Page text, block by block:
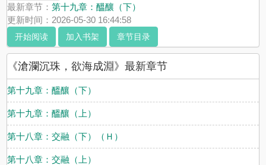
想？
最新章节：第十九章：醞釀（下）
更新时间：2026-05-30 16:44:58
开始阅读 加入书架 章节目录
《滄瀾沉珠，欲海成淵》最新章节
第十九章：醞釀（下）
第十九章：醞釀（上）
第十八章：交融（下）（Ｈ）
第十八章：交融（上）